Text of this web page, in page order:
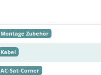
Montage Zubehör
Kabel
AC-Sat-Corner